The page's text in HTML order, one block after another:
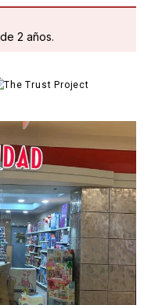
2 años.